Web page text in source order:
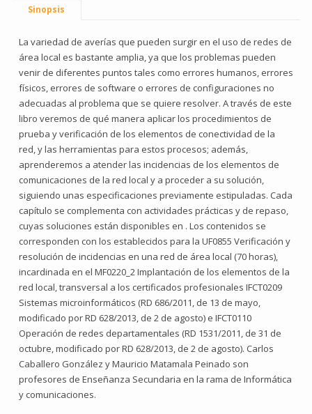
Sinopsis
La variedad de averías que pueden surgir en el uso de redes de
área local es bastante amplia, ya que los problemas pueden
venir de diferentes puntos tales como errores humanos, errores
físicos, errores de software o errores de configuraciones no
adecuadas al problema que se quiere resolver. A través de este
libro veremos de qué manera aplicar los procedimientos de
prueba y verificación de los elementos de conectividad de la
red, y las herramientas para estos procesos; además,
aprenderemos a atender las incidencias de los elementos de
comunicaciones de la red local y a proceder a su solución,
siguiendo unas especificaciones previamente estipuladas. Cada
capítulo se complementa con actividades prácticas y de repaso,
cuyas soluciones están disponibles en . Los contenidos se
corresponden con los establecidos para la UF0855 Verificación y
resolución de incidencias en una red de área local (70 horas),
incardinada en el MF0220_2 Implantación de los elementos de la
red local, transversal a los certificados profesionales IFCT0209
Sistemas microinformáticos (RD 686/2011, de 13 de mayo,
modificado por RD 628/2013, de 2 de agosto) e IFCT0110
Operación de redes departamentales (RD 1531/2011, de 31 de
octubre, modificado por RD 628/2013, de 2 de agosto). Carlos
Caballero González y Mauricio Matamala Peinado son
profesores de Enseñanza Secundaria en la rama de Informática
y comunicaciones.